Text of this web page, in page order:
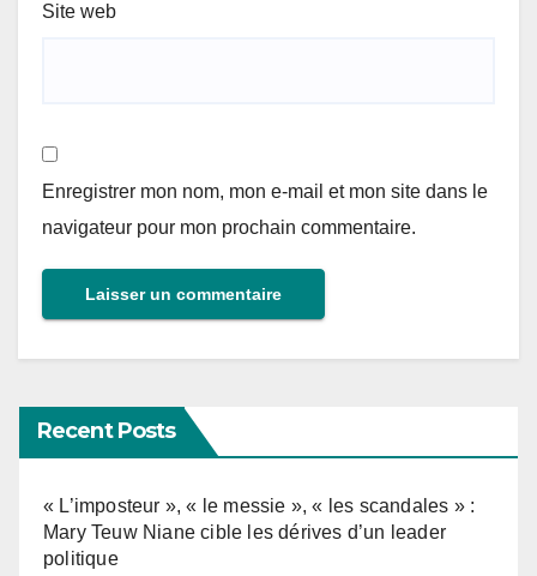
Site web
Enregistrer mon nom, mon e-mail et mon site dans le
navigateur pour mon prochain commentaire.
Recent Posts
« L’imposteur », « le messie », « les scandales » :
Mary Teuw Niane cible les dérives d’un leader
politique